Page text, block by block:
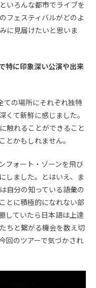
いろんな都市でライブを
フェスティバルがどのよ
に見届けたいと思いま
特に印象深い公演や出来
ての場所にそれぞれ独特
くて新鮮に感じました。
触れることができること
とかもしれません。
フォート・ゾーンを飛び
しました。とはいえ、ま
自分の知っている語彙の
とに積極的になれない部
していたら日本語は上達
ちと繋がる機会を数え切
回のツアーで気づかされ